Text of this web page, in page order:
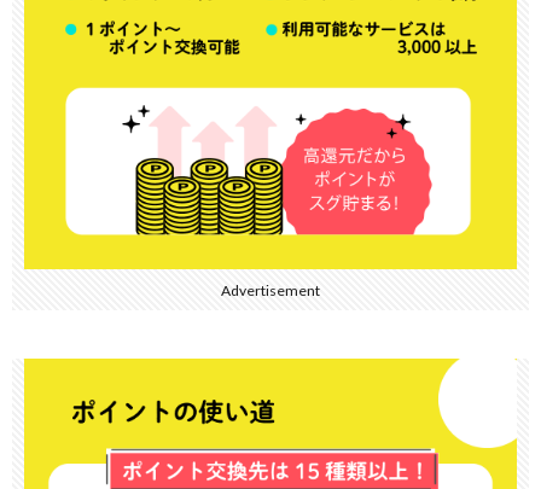
Advertisement